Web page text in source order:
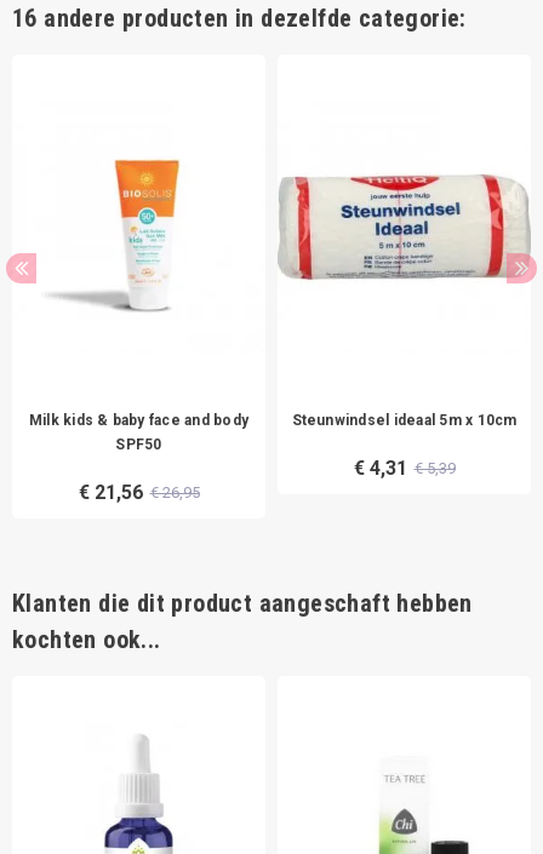
16 andere producten in dezelfde categorie:
Milk kids & baby face and body
SPF50
€ 21,56 € 26,95
Steunwindsel ideaal 5m x 10cm
€ 4,31 € 5,39
Klanten die dit product aangeschaft hebben
kochten ook...